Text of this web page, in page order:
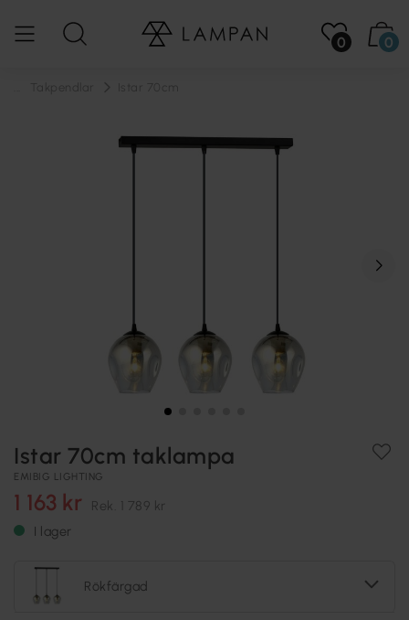
0 0
Istar 70cm taklampa
EMIBIG LIGHTING
1 163 kr Rek. 1 789 kr
I lager
Rökfärgad